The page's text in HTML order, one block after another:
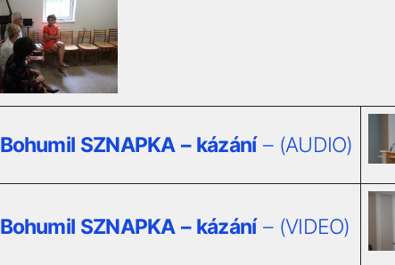
Bohumil SZNAPKA – kázání– (AUDIO)
Bohumil SZNAPKA – kázání– (VIDEO)